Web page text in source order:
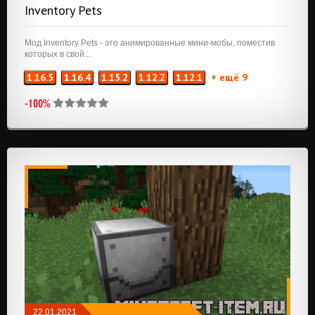
ПРИКЛЮЧЕНИЯ И РПГ
Inventory Pets
Мод Inventory Pets - это анимированные мини-мобы, поместив
которых в свой...
1.16.5 1.16.4 1.15.2 1.12.2 1.12.1 + ещё 9
-100%
22.01.2021